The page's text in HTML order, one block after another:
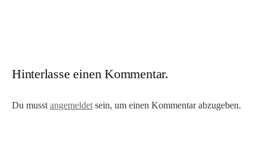
Hinterlasse einen Kommentar.
Du musst angemeldet sein, um einen Kommentar abzugeben.